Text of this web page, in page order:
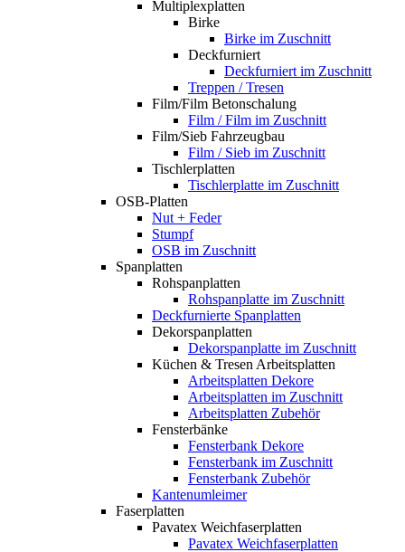
Multiplexplatten
Birke
Birke im Zuschnitt
Deckfurniert
Deckfurniert im Zuschnitt
Treppen / Tresen
Film/Film Betonschalung
Film / Film im Zuschnitt
Film/Sieb Fahrzeugbau
Film / Sieb im Zuschnitt
Tischlerplatten
Tischlerplatte im Zuschnitt
OSB-Platten
Nut + Feder
Stumpf
OSB im Zuschnitt
Spanplatten
Rohspanplatten
Rohspanplatte im Zuschnitt
Deckfurnierte Spanplatten
Dekorspanplatten
Dekorspanplatte im Zuschnitt
Küchen & Tresen Arbeitsplatten
Arbeitsplatten Dekore
Arbeitsplatten im Zuschnitt
Arbeitsplatten Zubehör
Fensterbänke
Fensterbank Dekore
Fensterbank im Zuschnitt
Fensterbank Zubehör
Kantenumleimer
Faserplatten
Pavatex Weichfaserplatten
Pavatex Weichfaserplatten